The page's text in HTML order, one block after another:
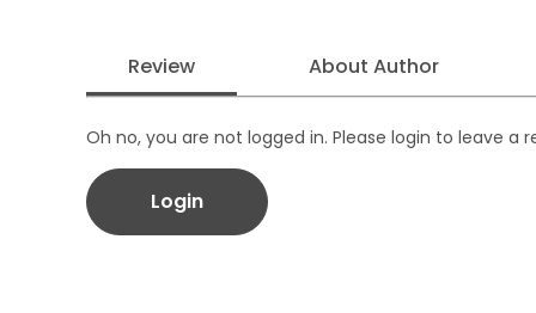
Review About Author
Oh no, you are not logged in. Please login to leave a
Login